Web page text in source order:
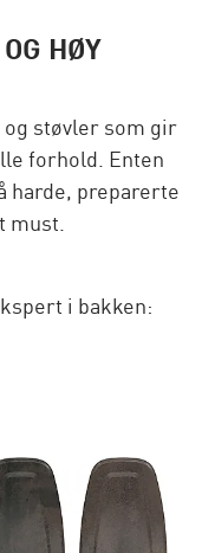
HØY
støvler som gir
forhold. Enten
harde, preparerte
must.
i bakken: